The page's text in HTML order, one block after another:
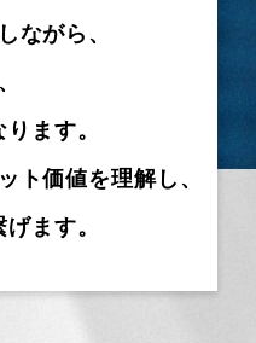
ながら、
ます。
ト価値を理解し、
ます。